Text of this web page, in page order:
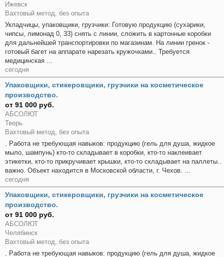
Ижевск
Вахтовый метод, без опыта
Укладчицы, упаковщики, грузчики: Готовую продукцию (сухарики,
чипсы, лимонад 0, 33) снять с линии, сложить в картонные коробки
для дальнейшей транспортировки по магазинам. На линии гренок -
готовый багет на аппарате нарезать кружочками.. Требуется
медицинская ...
сегодня
Упаковщики, стикеровщики, грузчики на косметическое
производство.
от 91 000 руб.
АБСОЛЮТ
Тверь
Вахтовый метод, без опыта
. Работа не требующая навыков: продукцию (гель для душа, жидкое
мыло, шампунь) кто-то складывает в коробки, кто-то наклеивает
этикетки, кто-то прикручивает крышки, кто-то складывает на паллеты..
важно. Объект находится в Московской области, г. Чехов. ...
сегодня
Упаковщики, стикеровщики, грузчики на косметическое
производство.
от 91 000 руб.
АБСОЛЮТ
Челябинск
Вахтовый метод, без опыта
. Работа не требующая навыков: продукцию (гель для душа, жидкое